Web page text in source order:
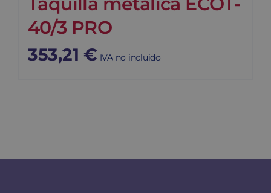
40/3 PRO
353,21 € IVA no incluido